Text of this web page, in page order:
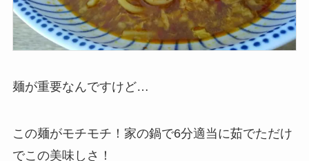
麺が重要なんですけど…
この麺がモチモチ！家の鍋で6分適当に茹でただけ
でこの美味しさ！